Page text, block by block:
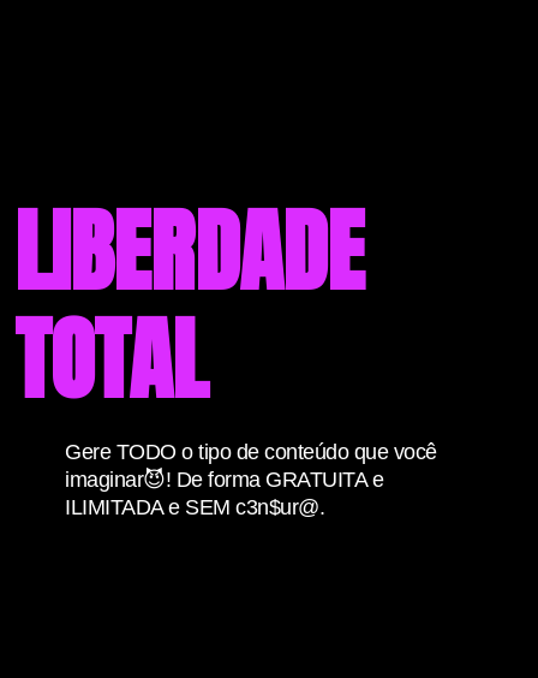
LIBERDADE
TOTAL
Gere TODO o tipo de conteúdo que você
imaginar😈! De forma GRATUITA e
ILIMITADA e SEM c3n$ur@.